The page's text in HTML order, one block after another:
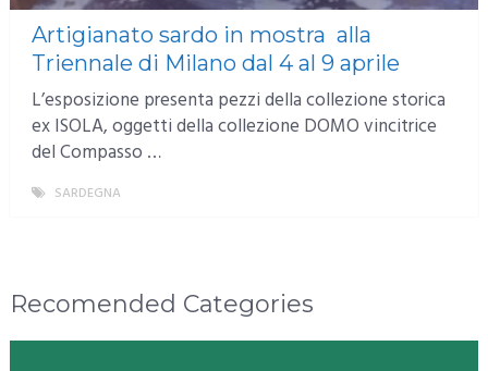
Artigianato sardo in mostra alla
Triennale di Milano dal 4 al 9 aprile
L’esposizione presenta pezzi della collezione storica
ex ISOLA, oggetti della collezione DOMO vincitrice
del Compasso …
SARDEGNA
Recomended Categories